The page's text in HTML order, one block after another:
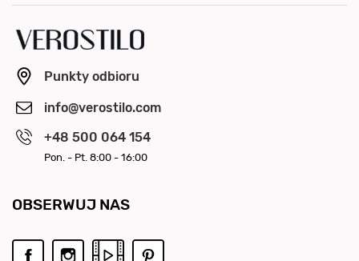
Punkty odbioru
info@verostilo.com
+48 500 064 154
Pon. - Pt. 8:00 - 16:00
OBSERWUJ NAS